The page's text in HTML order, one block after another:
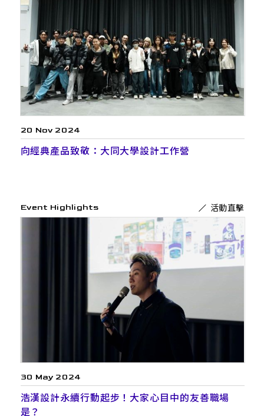
20 Nov 2024
向經典產品致敬：大同大學設計工作營
Event Highlights 活動直擊
30 May 2024
浩漢設計永續行動起步！大家心目中的友善職場
是？